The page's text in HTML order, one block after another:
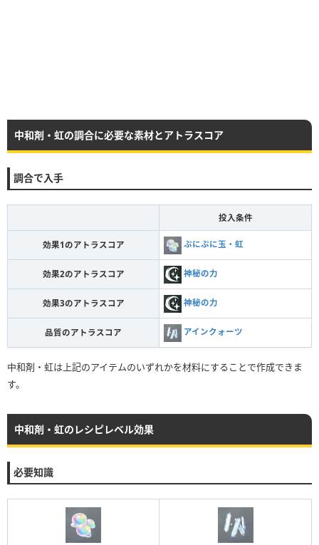
中和剤・虹の調合に必要な素材とアトラスコア
調合で入手
投入条件
効果1のアトラスコア ぷにぷに玉・虹
効果2のアトラスコア 神秘の力
効果3のアトラスコア 神秘の力
品質のアトラスコア アインクォーツ
中和剤・虹は上記のアイテムのいずれかを材料にすることで作成できま
す。
中和剤・虹のレシピレベル効果
必要知識